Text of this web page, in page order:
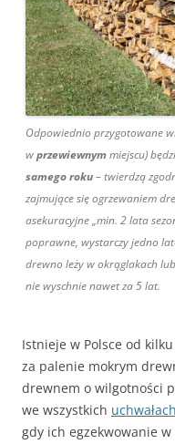
Odpowiednio przygotowane
wprzewiewnymmiejscu)
samego roku– twierdzą
zajmujące się ogrzewaniem
asekuracyjne „min. 2 lata
poprawne, wystarczy jedno
drewno leży w okrąglakach
nie wyschnie nawet za 5 lat.
Istnieje w Polsce od
za palenie mokrym
drewnem o wilgotności
we wszystkich
gdy ich egzekwowanie